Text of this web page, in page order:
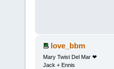
love_bbm
Mary Twist Del Mar ❤
Jack + Ennis